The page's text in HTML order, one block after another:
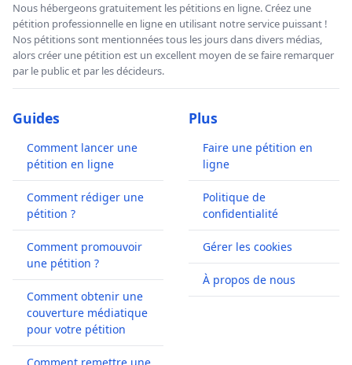
Nous hébergeons gratuitement les pétitions en ligne. Créez une
pétition professionnelle en ligne en utilisant notre service puissant !
Nos pétitions sont mentionnées tous les jours dans divers médias,
alors créer une pétition est un excellent moyen de se faire remarquer
par le public et par les décideurs.
Guides
Comment lancer une
pétition en ligne
Comment rédiger une
pétition ?
Comment promouvoir
une pétition ?
Comment obtenir une
couverture médiatique
pour votre pétition
Plus
Faire une pétition en
ligne
Politique de
confidentialité
Gérer les cookies
À propos de nous